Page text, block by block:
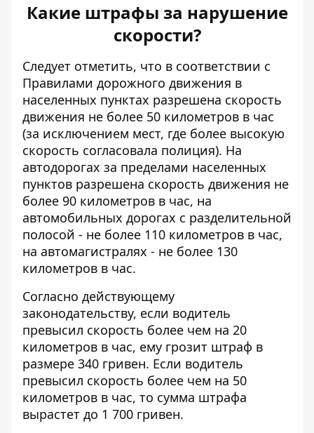
Какие штрафы за нарушение
скорости?
Следует отметить, что в соответствии с
Правилами дорожного движения в
населенных пунктах разрешена скорость
движения не более 50 километров в час
(за исключением мест, где более высокую
скорость согласовала полиция). На
автодорогах за пределами населенных
пунктов разрешена скорость движения не
более 90 километров в час, на
автомобильных дорогах с разделительной
полосой - не более 110 километров в час,
на автомагистралях - не более 130
километров в час.
Согласно действующему
законодательству, если водитель
превысил скорость более чем на 20
километров в час, ему грозит штраф в
размере 340 гривен. Если водитель
превысил скорость более чем на 50
километров в час, то сумма штрафа
вырастет до 1 700 гривен.